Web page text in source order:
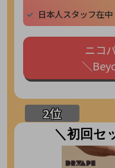
日本人スタッフ在中
ニコ
＼
＼初回セ